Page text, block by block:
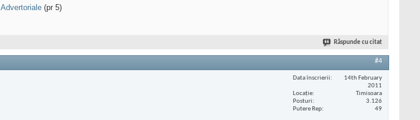
Advertoriale (pr 5)
Răspunde cu citat
#4
Data înscrierii
14th February
2011
Locaţie
Timisoara
Posturi
3.126
Putere Rep
49